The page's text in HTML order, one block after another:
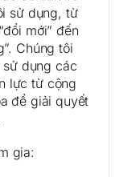
sử dụng, từ
mới” đến
Chúng tôi
sử dụng các
lực từ cộng
để giải quyết
gia: